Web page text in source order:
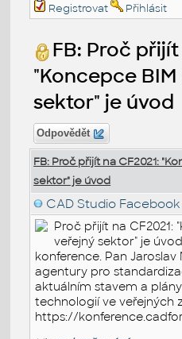
Registrovat
Přihlásit
FB: Proč přijít
"Koncepce
sektor" je úvod
Odpovědět
FB: Proč přijít na CF2021:
sektor" je úvod
CAD Studio Facebook
Proč přijít na CF2021:
veřejný sektor" je
konference. Pan
agentury pro
aktuálním stavem a
technologií ve veřejných
https://